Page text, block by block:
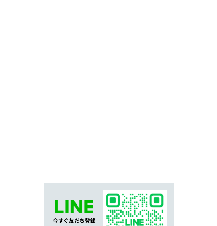
今すぐ友だち登録